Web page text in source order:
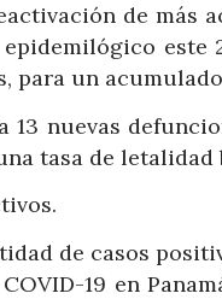
de más
este
para un
nuevas
tasa de
de casos
19 en